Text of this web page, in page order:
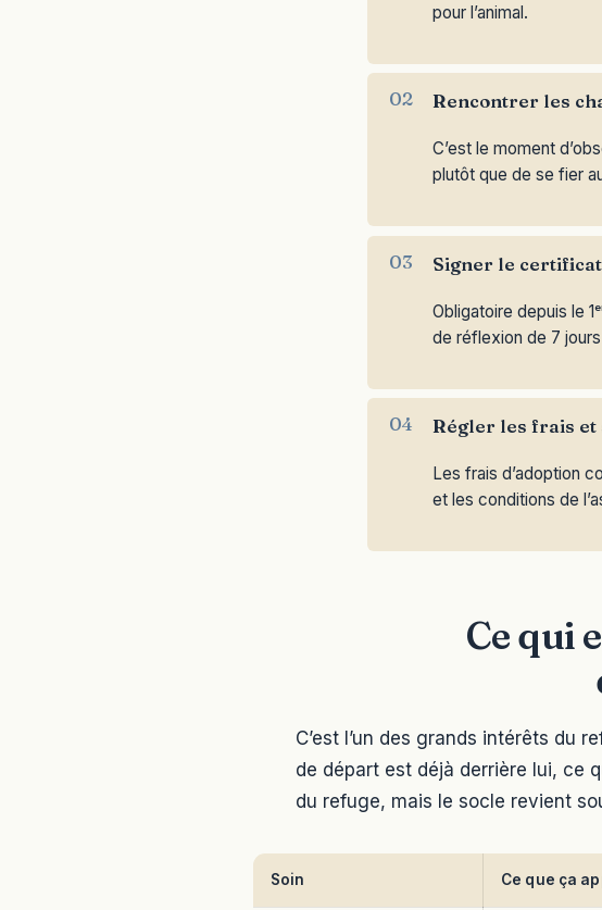
pour l’animal.
Rencontrer les
C’est le moment
plutôt que de se fier
Signer le certificat
Obligatoire depuis le
de réflexion de 7
Régler les frais
Les frais d’adoption
et les conditions de
Ce qui
C’est l’un des grands intérêts du
de départ est déjà derrière lui, ce
du refuge, mais le socle revient
Soin Ce que ça